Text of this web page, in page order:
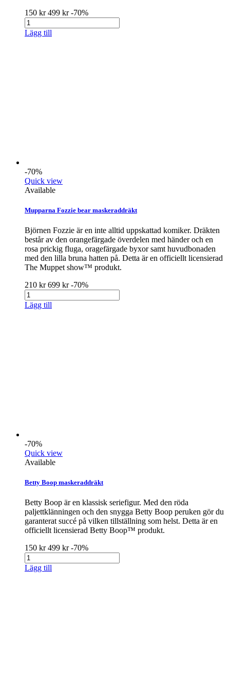
150 kr499 kr-70%
Lägg till
-70%
Quick view
Available
Mupparna Fozzie bear maskeraddräkt
Björnen Fozzie är en inte alltid uppskattad komiker. Dräkten
består av den orangefärgade överdelen med händer och en
rosa prickig fluga, oragefärgade byxor samt huvudbonaden
med den lilla bruna hatten på. Detta är en officiellt licensierad
The Muppet show™ produkt.
210 kr699 kr-70%
Lägg till
-70%
Quick view
Available
Betty Boop maskeraddräkt
Betty Boop är en klassisk seriefigur. Med den röda
paljettklänningen och den snygga Betty Boop peruken gör du
garanterat succé på vilken tillställning som helst. Detta är en
officiellt licensierad Betty Boop™ produkt.
150 kr499 kr-70%
Lägg till